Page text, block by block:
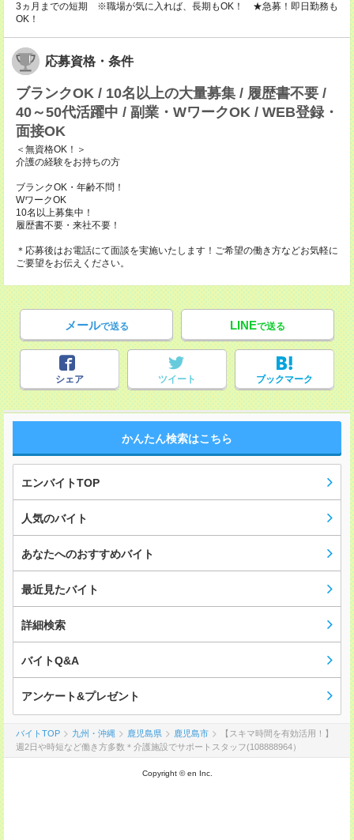
3ヵ月までの短期 ※職場が気に入れば、長期もOK！ ★急募！即日勤務も
OK！
応募資格・条件
ブランクOK / 10名以上の大量募集 / 履歴書不要 /
40～50代活躍中 / 副業・WワークOK / WEB登録・
面接OK
＜無資格OK！＞
介護の経験をお持ちの方
ブランクOK・年齢不問！
WワークOK
10名以上募集中！
履歴書不要・来社不要！
＊応募後はお電話にて面談を実施いたします！ご希望の働き方などお気軽に
ご要望をお伝えください。
メールで送る LINEで送る
シェア ツイート ブックマーク
かんたん検索はこちら
エンバイトTOP
人気のバイト
あなたへのおすすめバイト
最近見たバイト
詳細検索
バイトQ&A
アンケート&プレゼント
バイトTOP 九州・沖縄 鹿児島県 鹿児島市
【スキマ時間を有効活用！】
週2日や時短など働き方多数＊介護施設でサポートスタッフ(108888964）
Copyright © en Inc.